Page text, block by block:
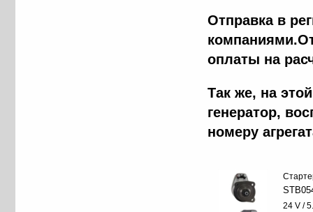
Отправка в
оплаты на
Так же, на
генератор,
номеру
24 V /